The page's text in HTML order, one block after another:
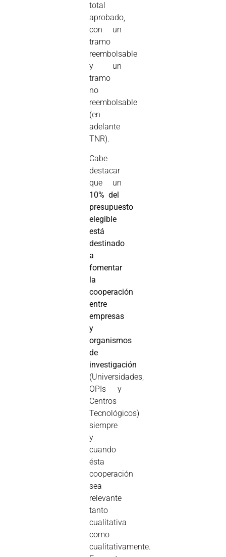
total
aprobado,
con un
tramo
reembolsable
y un
tramo
no
reembolsable
(en
adelante
TNR).
Cabe
destacar
que un
10% del
presupuesto
elegible
está
destinado
a
fomentar
la
cooperación
entre
empresas
y
organismos
de
investigación
(Universidades,
OPIs y
Centros
Tecnológicos)
siempre
y
cuando
ésta
cooperación
sea
relevante
tanto
cualitativa
como
cualitativamente.